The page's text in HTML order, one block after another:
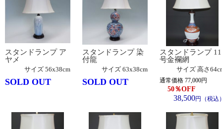
スタンドランプ ア
ヤメ
サイズ 56x38cm
SOLD OUT
スタンドランプ 染
付龍
サイズ 63x38cm
SOLD OUT
スタンドランプ 11
号金襴網
サイズ 高さ
通常価格 77,000円
50％OFF
38,500円（税込